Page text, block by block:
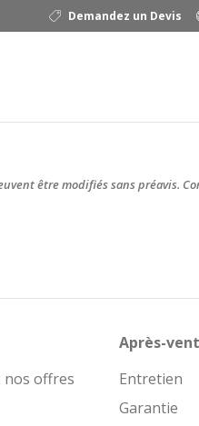
Demandez un Devis
être modifiés sans préavis.
nos offres
Après-
Entretien
Garantie